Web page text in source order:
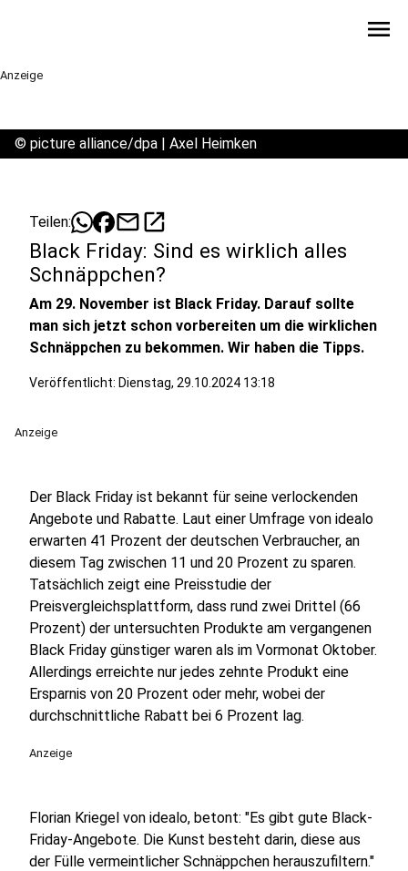
menu
Anzeige
© picture alliance/dpa | Axel Heimken
Teilen: mailopen_in_new
Black Friday: Sind es wirklich alles
Schnäppchen?
Am 29. November ist Black Friday. Darauf sollte
man sich jetzt schon vorbereiten um die wirklichen
Schnäppchen zu bekommen. Wir haben die Tipps.
Veröffentlicht: Dienstag, 29.10.2024 13:18
Anzeige
Der Black Friday ist bekannt für seine verlockenden
Angebote und Rabatte. Laut einer Umfrage von idealo
erwarten 41 Prozent der deutschen Verbraucher, an
diesem Tag zwischen 11 und 20 Prozent zu sparen.
Tatsächlich zeigt eine Preisstudie der
Preisvergleichsplattform, dass rund zwei Drittel (66
Prozent) der untersuchten Produkte am vergangenen
Black Friday günstiger waren als im Vormonat Oktober.
Allerdings erreichte nur jedes zehnte Produkt eine
Ersparnis von 20 Prozent oder mehr, wobei der
durchschnittliche Rabatt bei 6 Prozent lag.
Anzeige
Florian Kriegel von idealo, betont: "Es gibt gute Black-
Friday-Angebote. Die Kunst besteht darin, diese aus
der Fülle vermeintlicher Schnäppchen herauszufiltern."